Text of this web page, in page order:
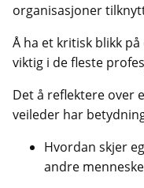
organisasjoner
Å ha et kritisk blikk
viktig i de fleste
Det å reflektere over
veileder har
Hvordan skjer
andre